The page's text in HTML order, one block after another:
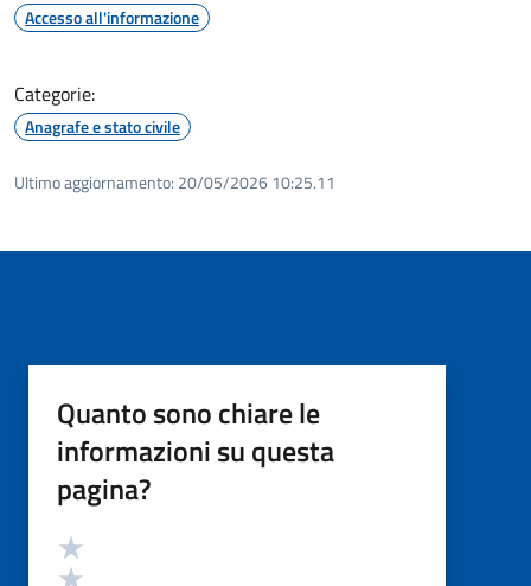
Accesso all'informazione
Categorie:
Anagrafe e stato civile
Ultimo aggiornamento: 20/05/2026 10:25.11
Quanto sono chiare le
informazioni su questa
pagina?
Valutazione